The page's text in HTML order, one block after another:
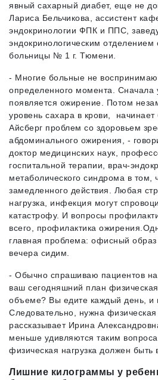
явный сахарный диабет, еще не
Лариса Бельчикова, ассистент
эндокринологии ФПК и ППС,
эндокринологическим отделением
больницы № 1 г. Тюмени.
- Многие больные не
определенного момента. Сначала
появляется ожирение. Потом
уровень сахара в крови, начинает
Айсберг проблем со здоровьем
абдоминального ожирения, -
доктор медицинских наук,
госпитальной терапии, врач-
метаболического синдрома в том,
замедленного действия. Любая
нагрузка, инфекция могут
катастрофу. И вопросы
всего, профилактика
главная проблема: офисный
вечера сидим.
- Обычно спрашиваю пациентов
ваш сегодняшний план физическая
объеме? Вы едите каждый день, и
Следовательно, нужна физическая
рассказывает Ирина
меньше удивляются таким
физическая нагрузка должен быть
Лишние килограммы у